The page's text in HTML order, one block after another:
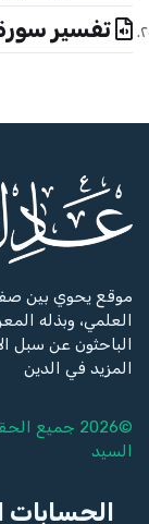
تفسير سورة
موقع يحوي بين
العلمي، وبذله
الباحثون عن سبل
المزيد في الدين
©2026 جميع الحقوق محفوظة للموقع الرسمي للشيخ
السيد